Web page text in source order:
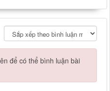
để có thể bình luận bài